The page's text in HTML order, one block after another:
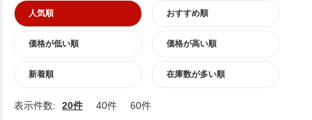
人気順 おすすめ順
価格が低い順 価格が高い順
新着順 在庫数が多い順
表示件数: 20件 40件 60件